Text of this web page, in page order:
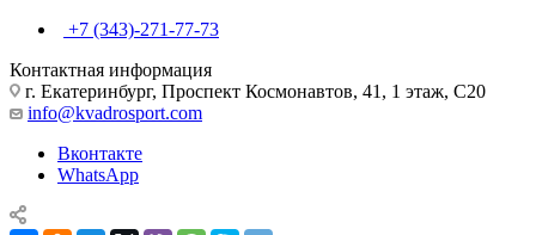
+7 (343)-271-77-73
Контактная информация
г. Екатеринбург, Проспект Космонавтов, 41, 1 этаж, С20
info@kvadrosport.com
Вконтакте
WhatsApp